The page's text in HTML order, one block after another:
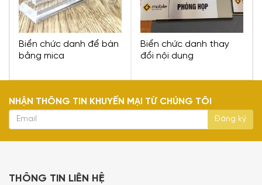
Biển chức danh để bàn
bằng mica
Biển chức danh thay
đổi nội dung
NHẬN THÔNG TIN KHUYẾN MẠI TỪ CHÚNG TÔI
THÔNG TIN LIÊN HỆ